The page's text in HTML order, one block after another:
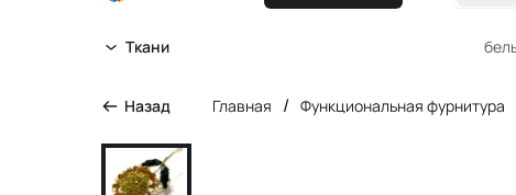
Ткани
Назад Главная / Функциональная фурнитура